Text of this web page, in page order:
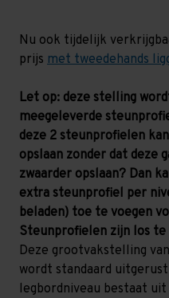
Nu ook tijdelijk
prijs met tweedehands
Let op: deze stelling
meegeleverde
deze 2 steunprofielen
opslaan zonder dat deze
zwaarder opslaan? Dan
extra steunprofiel per
beladen) toe te voegen
Steunprofielen zijn los te
Deze grootvakstelling
wordt standaard
legbordniveau bestaat